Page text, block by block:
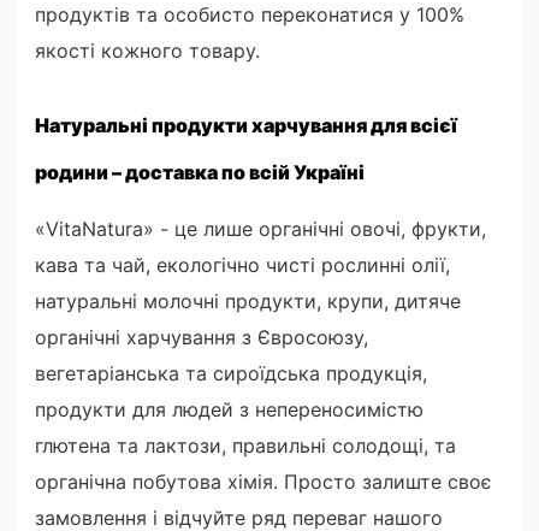
продуктів та особисто переконатися у 100%
якості кожного товару.
Натуральні продукти харчування для всієї
родини – доставка по всій Україні
«VitaNatura» - це лише органічні овочі, фрукти,
кава та чай, екологічно чисті рослинні олії,
натуральні молочні продукти, крупи, дитяче
органічні харчування з Євросоюзу,
вегетаріанська та сироїдська продукція,
продукти для людей з непереносимістю
глютена та лактози, правильні солодощі, та
органічна побутова хімія. Просто залиште своє
замовлення і відчуйте ряд переваг нашого